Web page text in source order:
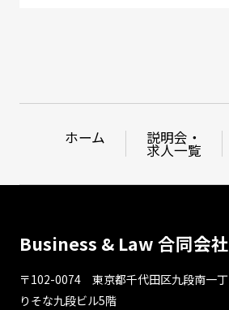
ホーム 説明会・
求人一覧
Business & Law 合同会社
〒102-0074 東京都千代⽥区九段南⼀
りそな九段ビル5階